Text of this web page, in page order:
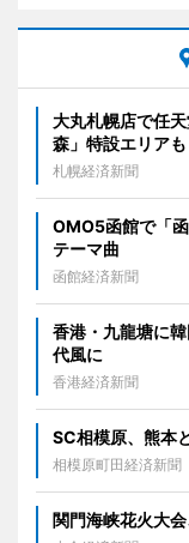
大丸札幌店で任
森」特設エリアも
札幌経済新聞
OMO5函館で「
テーマ曲
函館経済新聞
香港・九龍塘に
代風に
香港経済新聞
SC相模原、熊本
相模原町田経済新聞
関門海峡花火大